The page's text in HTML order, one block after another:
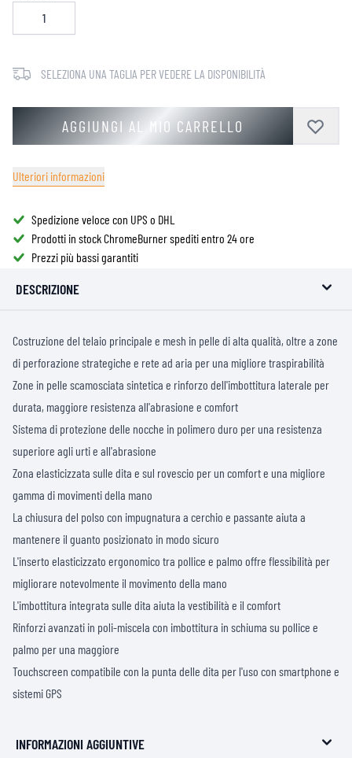
SELEZIONA UNA TAGLIA PER VEDERE LA DISPONIBILITÀ
AGGIUNGI AL MIO CARRELLO
Ulteriori informazioni
Spedizione veloce con UPS o DHL
Prodotti in stock ChromeBurner spediti entro 24 ore
Prezzi più bassi garantiti
DESCRIZIONE
Costruzione del telaio principale e mesh in pelle di alta qualità, oltre a zone
di perforazione strategiche e rete ad aria per una migliore traspirabilità
Zone in pelle scamosciata sintetica e rinforzo dell'imbottitura laterale per
durata, maggiore resistenza all'abrasione e comfort
Sistema di protezione delle nocche in polimero duro per una resistenza
superiore agli urti e all'abrasione
Zona elasticizzata sulle dita e sul rovescio per un comfort e una migliore
gamma di movimenti della mano
La chiusura del polso con impugnatura a cerchio e passante aiuta a
mantenere il guanto posizionato in modo sicuro
L'inserto elasticizzato ergonomico tra pollice e palmo offre flessibilità per
migliorare notevolmente il movimento della mano
L'imbottitura integrata sulle dita aiuta la vestibilità e il comfort
Rinforzi avanzati in poli-miscela con imbottitura in schiuma su pollice e
palmo per una maggiore
Touchscreen compatibile con la punta delle dita per l'uso con smartphone e
sistemi GPS
INFORMAZIONI AGGIUNTIVE